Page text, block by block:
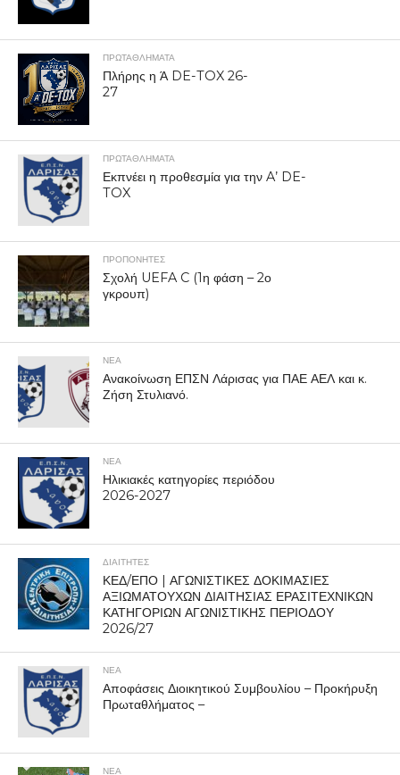
ΠΡΩΤΑΘΛΉΜΑΤΑ
Πλήρης η Ά DE-TOX 26-
27
ΠΡΩΤΑΘΛΉΜΑΤΑ
Εκπνέει η προθεσμία για την A’ DE-
TOX
ΠΡΟΠΟΝΗΤΈΣ
Σχολή UEFA C (1η φάση – 2ο
γκρουπ)
ΝΕΑ
Ανακοίνωση ΕΠΣΝ Λάρισας για ΠΑΕ ΑΕΛ και κ.
Ζήση Στυλιανό.
ΝΕΑ
Ηλικιακές κατηγορίες περιόδου
2026-2027
ΔΙΑΙΤΗΤΕΣ
ΚΕΔ/ΕΠΟ | ΑΓΩΝΙΣΤΙΚΕΣ ΔΟΚΙΜΑΣΙΕΣ
ΑΞΙΩΜΑΤΟΥΧΩΝ ΔΙΑΙΤΗΣΙΑΣ ΕΡΑΣΙΤΕΧΝΙΚΩΝ
ΚΑΤΗΓΟΡΙΩΝ ΑΓΩΝΙΣΤΙΚΗΣ ΠΕΡΙΟΔΟΥ
2026/27
ΝΕΑ
Αποφάσεις Διοικητικού Συμβουλίου – Προκήρυξη
Πρωταθλήματος –
ΝΕΑ